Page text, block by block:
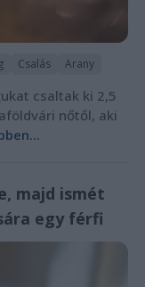
Csalás Arany
csaltak ki 2,5
nőtől, aki
majd ismét
egy férfi